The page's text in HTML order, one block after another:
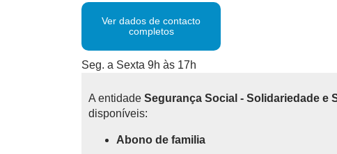
Ver dados de contacto
completos
Seg. a Sexta 9h às 17h
A entidade Segurança Social - Solidariedade e
disponíveis:
Abono de familia